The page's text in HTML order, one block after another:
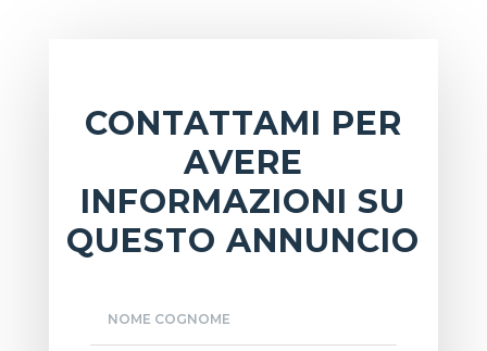
CONTATTAMI PER
AVERE
INFORMAZIONI SU
QUESTO ANNUNCIO